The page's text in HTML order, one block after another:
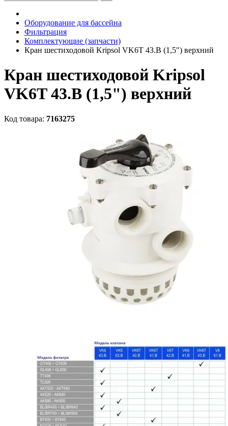
Оборудование для бассейна
Фильтрация
Комплектующие (запчасти)
Кран шестиходовой Kripsol VK6T 43.B (1,5") верхний
Кран шестиходовой Kripsol
VK6T 43.B (1,5") верхний
Код товара: 7163275